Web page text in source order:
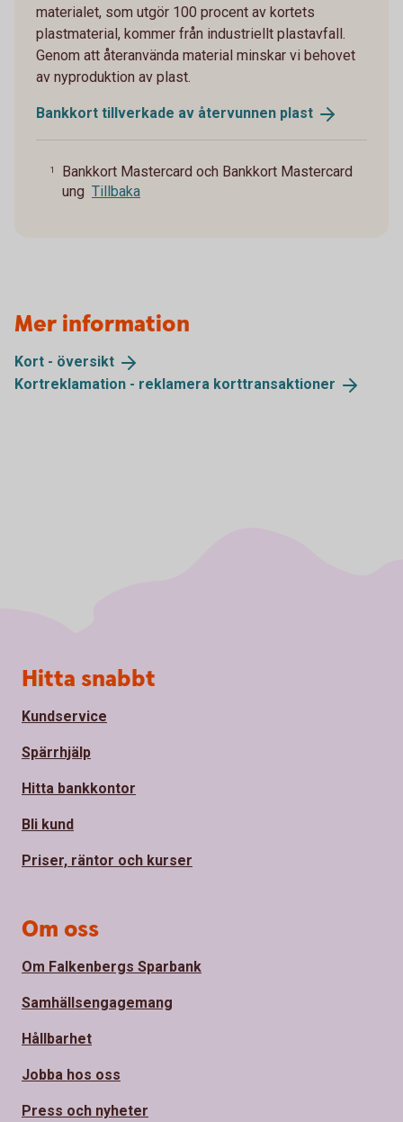
materialet, som utgör 100 procent av kortets
plastmaterial, kommer från industriellt plastavfall.
Genom att återanvända material minskar vi behovet
av nyproduktion av plast.
Bankkort tillverkade av återvunnen plast
1
Bankkort Mastercard och Bankkort Mastercard
ung Tillbaka
Mer information
Kort - översikt
Kortreklamation - reklamera korttransaktioner
Sidfot
Hitta snabbt
Kundservice
Spärrhjälp
Hitta bankkontor
Bli kund
Priser, räntor och kurser
Om oss
Om Falkenbergs Sparbank
Samhällsengagemang
Hållbarhet
Jobba hos oss
Press och nyheter